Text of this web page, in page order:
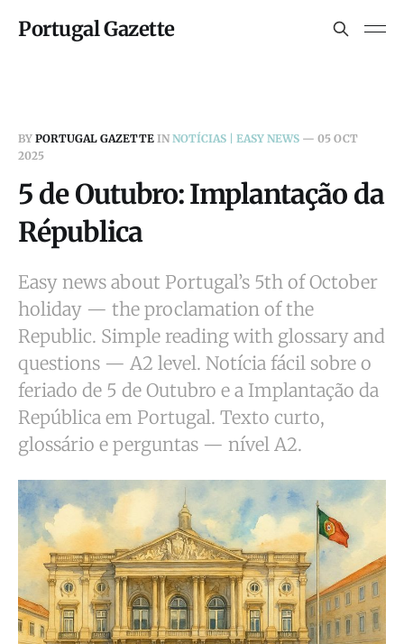
Portugal Gazette
BY PORTUGAL GAZETTE IN NOTÍCIAS | EASY NEWS — 05 OCT
2025
5 de Outubro: Implantação da
Républica
Easy news about Portugal’s 5th of October
holiday — the proclamation of the
Republic. Simple reading with glossary and
questions — A2 level. Notícia fácil sobre o
feriado de 5 de Outubro e a Implantação da
República em Portugal. Texto curto,
glossário e perguntas — nível A2.